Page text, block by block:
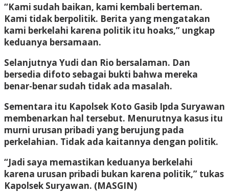
“Kami sudah baikan, kami kembali berteman.
Kami tidak berpolitik. Berita yang mengatakan
kami berkelahi karena politik itu hoaks,” ungkap
keduanya bersamaan.
Selanjutnya Yudi dan Rio bersalaman. Dan
bersedia difoto sebagai bukti bahwa mereka
benar-benar sudah tidak ada masalah.
Sementara itu Kapolsek Koto Gasib Ipda Suryawan
membenarkan hal tersebut. Menurutnya kasus itu
murni urusan pribadi yang berujung pada
perkelahian. Tidak ada kaitannya dengan politik.
“Jadi saya memastikan keduanya berkelahi
karena urusan pribadi bukan karena politik,” tukas
Kapolsek Suryawan. (MASGIN)